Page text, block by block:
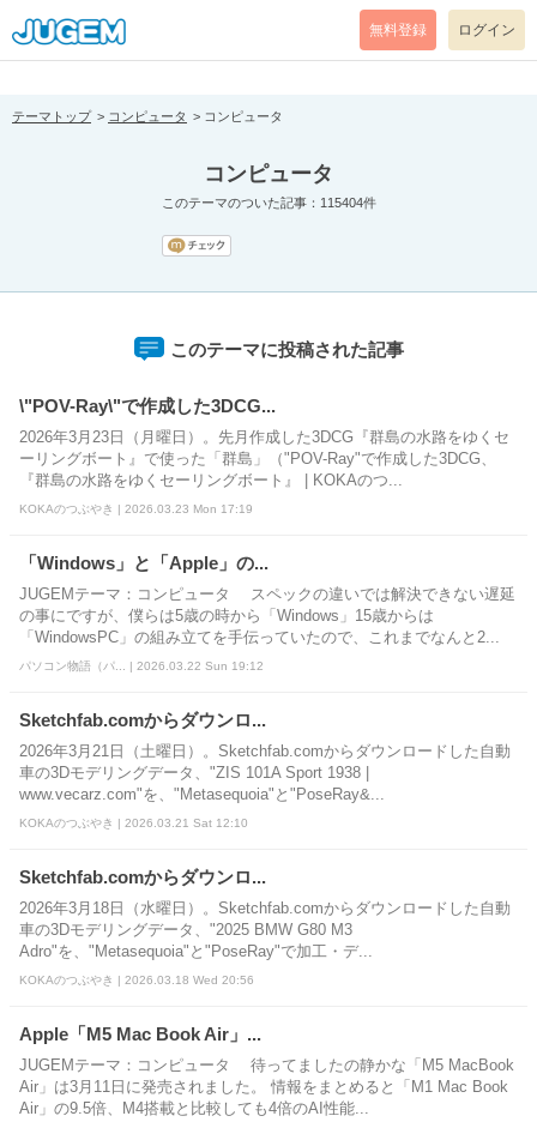
[pear_error: message="Success" code=0 mode=return level=notice
prefix="" info=""]
無料登録 ログイン
テーマトップ コンピュータ コンピュータ
コンピュータ
このテーマのついた記事：115404件
このテーマに投稿された記事
\"POV-Ray\"で作成した3DCG...
2026年3月23日（月曜日）。先月作成した3DCG『群島の水路をゆくセ
ーリングボート』で使った「群島」（"POV-Ray"で作成した3DCG、
『群島の水路をゆくセーリングボート』 | KOKAのつ...
KOKAのつぶやき | 2026.03.23 Mon 17:19
「Windows」と「Apple」の...
JUGEMテーマ：コンピュータ スペックの違いでは解決できない遅延
の事にですが、僕らは5歳の時から「Windows」15歳からは
「WindowsPC」の組み立てを手伝っていたので、これまでなんと2...
パソコン物語（パ... | 2026.03.22 Sun 19:12
Sketchfab.comからダウンロ...
2026年3月21日（土曜日）。Sketchfab.comからダウンロードした自動
車の3Dモデリングデータ、"ZIS 101A Sport 1938 |
www.vecarz.com"を、"Metasequoia"と"PoseRay&...
KOKAのつぶやき | 2026.03.21 Sat 12:10
Sketchfab.comからダウンロ...
2026年3月18日（水曜日）。Sketchfab.comからダウンロードした自動
車の3Dモデリングデータ、"2025 BMW G80 M3
Adro"を、"Metasequoia"と"PoseRay"で加工・デ...
KOKAのつぶやき | 2026.03.18 Wed 20:56
Apple「M5 Mac Book Air」...
JUGEMテーマ：コンピュータ 待ってましたの静かな「M5 MacBook
Air」は3月11日に発売されました。 情報をまとめると「M1 Mac Book
Air」の9.5倍、M4搭載と比較しても4倍のAI性能...